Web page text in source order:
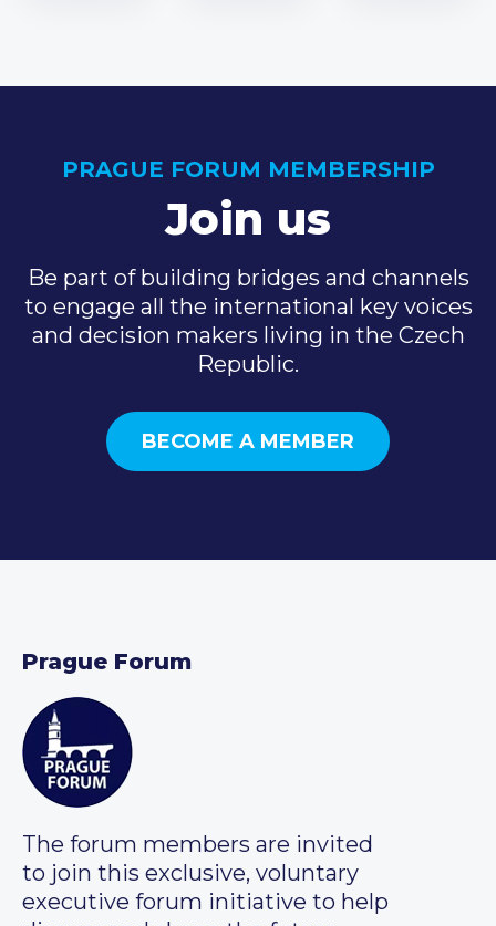
PRAGUE FORUM MEMBERSHIP
Join us
Be part of building bridges and channels
to engage all the international key voices
and decision makers living in the Czech
Republic.
BECOME A MEMBER
Prague Forum
The forum members are invited
to join this exclusive, voluntary
executive forum initiative to help